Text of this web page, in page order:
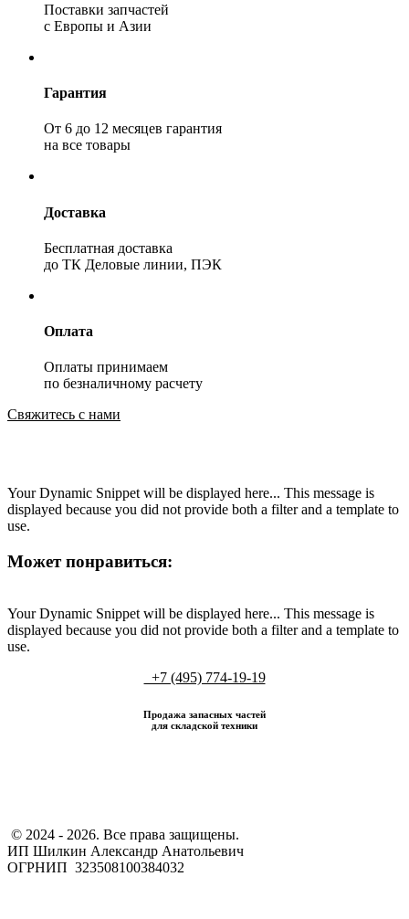
Поставки запчастей
с Европы и Азии
Гарантия
От 6 до 12 месяцев гарантия
на все товары
Доставка
Бесплатная доставка
до ТК Деловые линии, ПЭК
Оплата
Оплаты принимаем
по безналичному расчету
Свяжитесь с нами
Your Dynamic Snippet will be displayed here... This message is
displayed because you did not provide both a filter and a template to
use.
Может понравиться:
Your Dynamic Snippet will be displayed here... This message is
displayed because you did not provide both a filter and a template to
use.
+7 (495) 774-19-19
Продажа запасных частей
для складской техники
​ © 2024 - 2026. Все права защищены.
ИП Шилкин Александр Анатольевич
ОГРНИП 323508100384032